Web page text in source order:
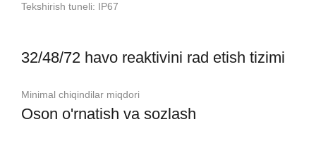
Tekshirish tuneli: IP67
32/48/72 havo reaktivini rad etish tizimi
Minimal chiqindilar miqdori
Oson o'rnatish va sozlash